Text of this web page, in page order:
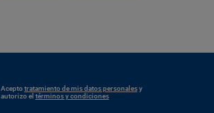
Aceptotratamiento de mis datos personalesy
autorizo el términos y condiciones